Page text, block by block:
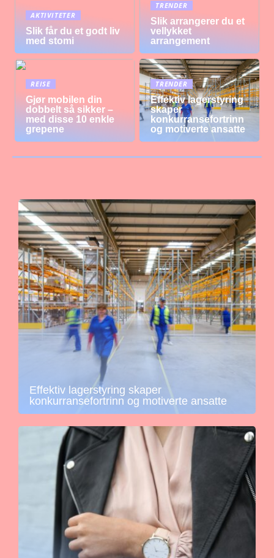
AKTIVITETER
Slik får du et godt liv
med stomi
TRENDER
Slik arrangerer du et
vellykket
arrangement
REISE
Gjør mobilen din
dobbelt så sikker –
med disse 10 enkle
grepene
TRENDER
Effektiv lagerstyring
skaper
konkurransefortrinn
og motiverte ansatte
Effektiv lagerstyring skaper
konkurransefortrinn og motiverte ansatte